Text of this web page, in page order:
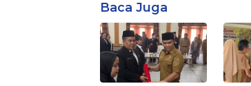
Baca Juga